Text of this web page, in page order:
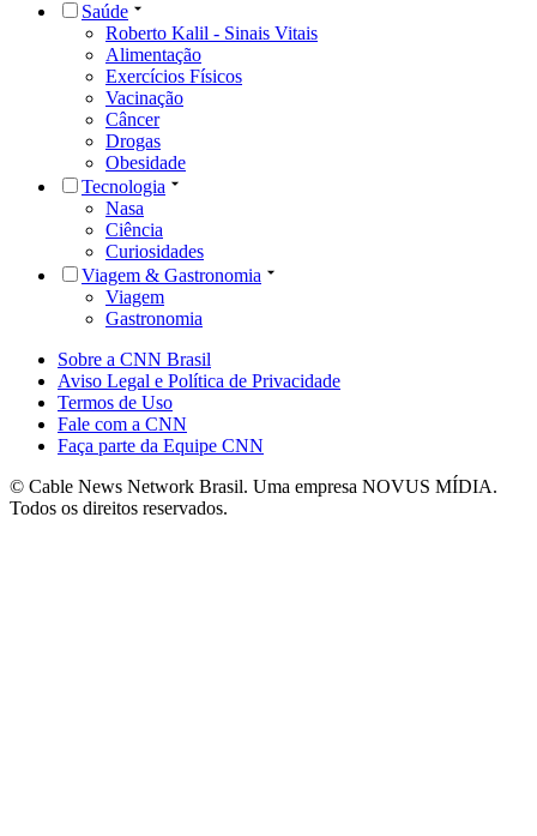
Saúde
Roberto Kalil - Sinais Vitais
Alimentação
Exercícios Físicos
Vacinação
Câncer
Drogas
Obesidade
Tecnologia
Nasa
Ciência
Curiosidades
Viagem & Gastronomia
Viagem
Gastronomia
Sobre a CNN Brasil
Aviso Legal e Política de Privacidade
Termos de Uso
Fale com a CNN
Faça parte da Equipe CNN
© Cable News Network Brasil. Uma empresa NOVUS MÍDIA.
Todos os direitos reservados.